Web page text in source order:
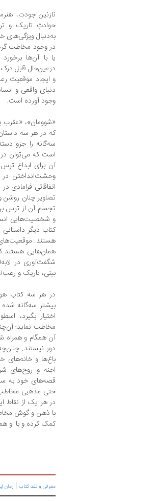
نازنین جودت،
حوادثِ تاریک و
به‌دنبال
در وجود مخاطب
یا با آن‌ها
در‌عین‌حال قابل
و ایجاد موقعیت
دنیای واقعی و
وجود آورده است.
«شوومان»، «عقرب
که در هر سه
سه‌گانه را جزو
است که می‌توان
آن برای ابداع
وحشت‌انداختن
اتفاقاتی فرامادی
تصاویر چنان روشن
تجسم آن از ترس بر
و شخصیت‌هایی
کتاب دیگر
هستند. موقعیت‌های
همان‌هایی هستند
شگفت‌آوری در
بینی، تاریک و
در هر سه کتاب
بیشترِ سه‌گانه
اختیار بگیرد،
مخاطب نماید؛
آن همگام و همراه
دور نیستند.
باغ‌ها و خانه‌های
اجنه و روح‌های
قصه‌های خود به
حتی مذهبی مخاطب
در هر یک از نقاط
با ذهن و گوش
کمک کرده و با او
معرفی و نقد کتاب | رمان